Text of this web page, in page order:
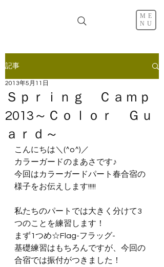
ME
NU
記事
Ｓｐｒｉｎｇ Ｃａｍｐ
2013～Ｃｏｌｏｒ Ｇｕ
ａｒｄ～
2013年5月11日
こんにちは＼(^o^)／
カラーガードのまあさです♪
今回はカラーガードパート春合宿の
様子をお伝えします!!!!!
私たちのパートでは大きく分けて3
つのことを練習します！
まず1つめ☆Flag-フラッグ-
基礎練習はもちろんですが、今回の
合宿では振付がつきました！